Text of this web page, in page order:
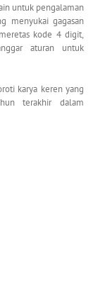
untuk pengalaman
menyukai gagasan
kode 4 digit,
aturan untuk
karya keren yang
terakhir dalam